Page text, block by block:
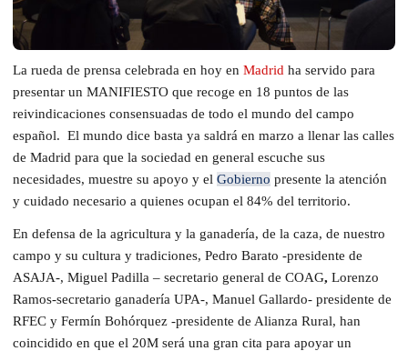
La rueda de prensa celebrada en hoy en Madrid ha servido para
presentar un MANIFIESTO que recoge en 18 puntos de las
reivindicaciones consensuadas de todo el mundo del campo
español. El mundo dice basta ya saldrá en marzo a llenar las calles
de Madrid para que la sociedad en general escuche sus
necesidades, muestre su apoyo y el Gobierno presente la atención
y cuidado necesario a quienes ocupan el 84% del territorio.
En defensa de la agricultura y la ganadería, de la caza, de nuestro
campo y su cultura y tradiciones, Pedro Barato -presidente de
ASAJA-, Miguel Padilla – secretario general de COAG, Lorenzo
Ramos-secretario ganadería UPA-, Manuel Gallardo- presidente de
RFEC y Fermín Bohórquez -presidente de Alianza Rural, han
coincidido en que el 20M será una gran cita para apoyar un